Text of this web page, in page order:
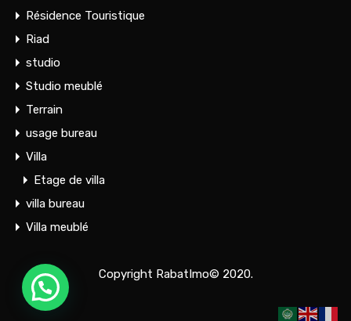
Résidence Touristique
Riad
studio
Studio meublé
Terrain
usage bureau
Villa
Etage de villa
villa bureau
Villa meublé
Copyright RabatImo© 2020.